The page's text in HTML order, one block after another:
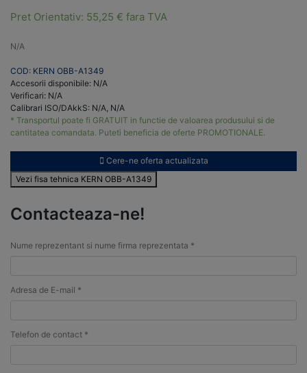
Pret Orientativ: 55,25 € fara TVA
N/A
COD: KERN OBB-A1349
Accesorii disponibile: N/A
Verificari: N/A
Calibrari ISO/DAkkS: N/A, N/A
* Transportul poate fi GRATUIT in functie de valoarea produsului si de
cantitatea comandata. Puteti beneficia de oferte PROMOTIONALE.
Cere-ne oferta actualizata
Vezi fisa tehnica KERN OBB-A1349
Contacteaza-ne!
Nume reprezentant si nume firma reprezentata *
Adresa de E-mail *
Telefon de contact *